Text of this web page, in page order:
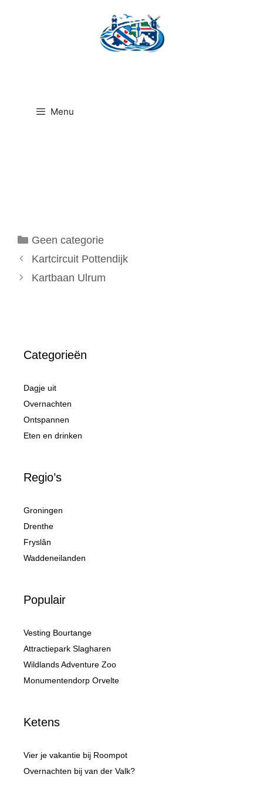
Menu
Categorieën
Geen categorie
Kartcircuit Pottendijk
Kartbaan Ulrum
Categorieën
Dagje uit
Overnachten
Ontspannen
Eten en drinken
Regio’s
Groningen
Drenthe
Fryslân
Waddeneilanden
Populair
Vesting Bourtange
Attractiepark Slagharen
Wildlands Adventure Zoo
Monumentendorp Orvelte
Ketens
Vier je vakantie bij Roompot
Overnachten bij van der Valk?